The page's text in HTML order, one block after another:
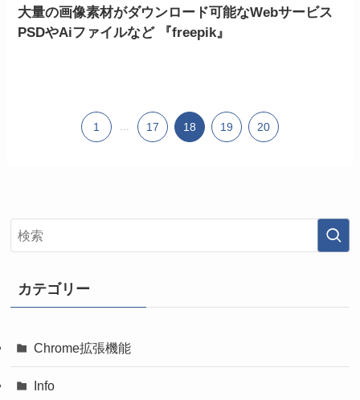
大量の画像素材がダウンロード可能なWebサービス
PSDやAiファイルなど 『freepik』
1 17 18 19 20
カテゴリー
Chrome拡張機能
Info